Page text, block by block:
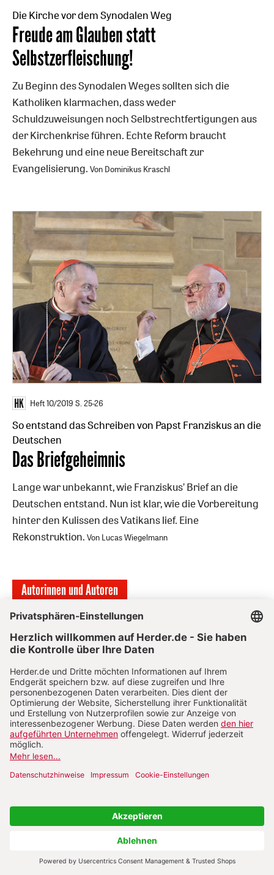
Die Kirche vor dem Synodalen Weg
:
Freude am Glauben statt
Selbstzerfleischung!
Zu Beginn des Synodalen Weges sollten sich die
Katholiken klarmachen, dass weder
Schuldzuweisungen noch Selbstrechtfertigungen aus
der Kirchenkrise führen. Echte Reform braucht
Bekehrung und eine neue Bereitschaft zur
Evangelisierung. Von Dominikus Kraschl
Heft 10/2019 S. 25-26
So entstand das Schreiben von Papst Franziskus an die
Deutschen
:
Das Briefgeheimnis
Lange war unbekannt, wie Franziskus’ Brief an die
Deutschen entstand. Nun ist klar, wie die Vorbereitung
hinter den Kulissen des Vatikans lief. Eine
Rekonstruktion. Von Lucas Wiegelmann
Autorinnen und Autoren
Benjamin Leven
Benjamin Leven, geboren 1981 in Bonn,
Publizistik- und
Kommunikationswissenschaft in Berlin, Rom
und Utrecht. 2014 promovierte er in
Würzburg. Von 2013 bis 2015 war er
Trier, von Oktober 2015 bis Juni 2023
Redakteur der Herder Korrespondenz in
Katholische Nachrichten-Agentur,
katholisch.de, die Katholische Hörfunkarbeit
im Deutschlandfunk, Cicero und das Vatican-
Magazin. Benjamin Leven ist Redaktionsleiter